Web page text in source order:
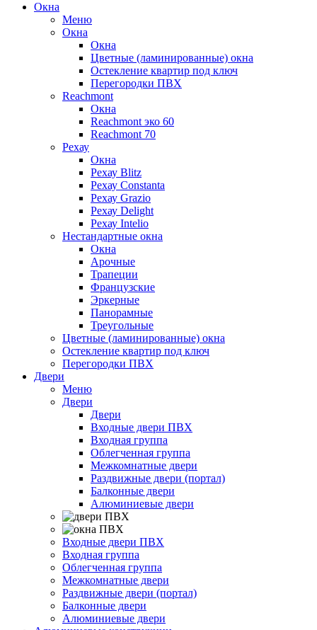
Окна
Меню
Окна
Окна
Цветные (ламинированные) окна
Остекление квартир под ключ
Перегородки ПВХ
Reachmont
Окна
Reachmont эко 60
Reachmont 70
Рехау
Окна
Рехау Blitz
Рехау Constanta
Рехау Grazio
Рехау Delight
Рехау Intelio
Нестандартные окна
Окна
Арочные
Трапеции
Французские
Эркерные
Панорамные
Треугольные
Цветные (ламинированные) окна
Остекление квартир под ключ
Перегородки ПВХ
Двери
Меню
Двери
Двери
Входные двери ПВХ
Входная группа
Облегченная группа
Межкомнатные двери
Раздвижные двери (портал)
Балконные двери
Алюминиевые двери
Входные двери ПВХ
Входная группа
Облегченная группа
Межкомнатные двери
Раздвижные двери (портал)
Балконные двери
Алюминиевые двери